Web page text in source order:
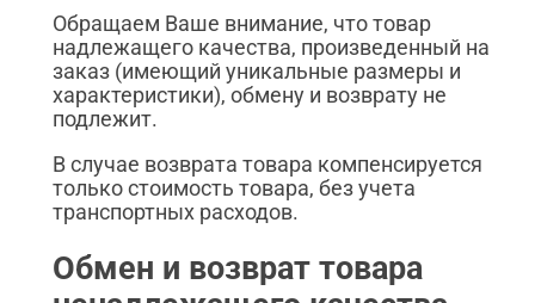
Обращаем Ваше внимание, что товар
надлежащего качества, произведенный на
заказ (имеющий уникальные размеры и
характеристики), обмену и возврату не
подлежит.
В случае возврата товара компенсируется
только стоимость товара, без учета
транспортных расходов.
Обмен и возврат товара